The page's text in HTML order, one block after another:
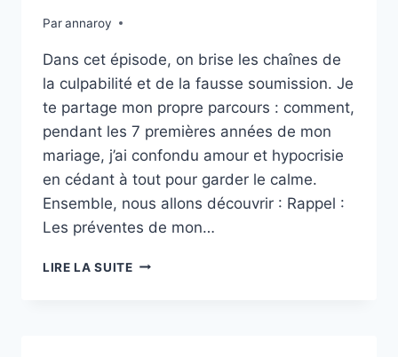
Parannaroy
Dans cet épisode, on brise les chaînes de
la culpabilité et de la fausse soumission. Je
te partage mon propre parcours : comment,
pendant les 7 premières années de mon
mariage, j’ai confondu amour et hypocrisie
en cédant à tout pour garder le calme.
Ensemble, nous allons découvrir : Rappel :
Les préventes de mon…
LIRE LA SUITEÉPISODE